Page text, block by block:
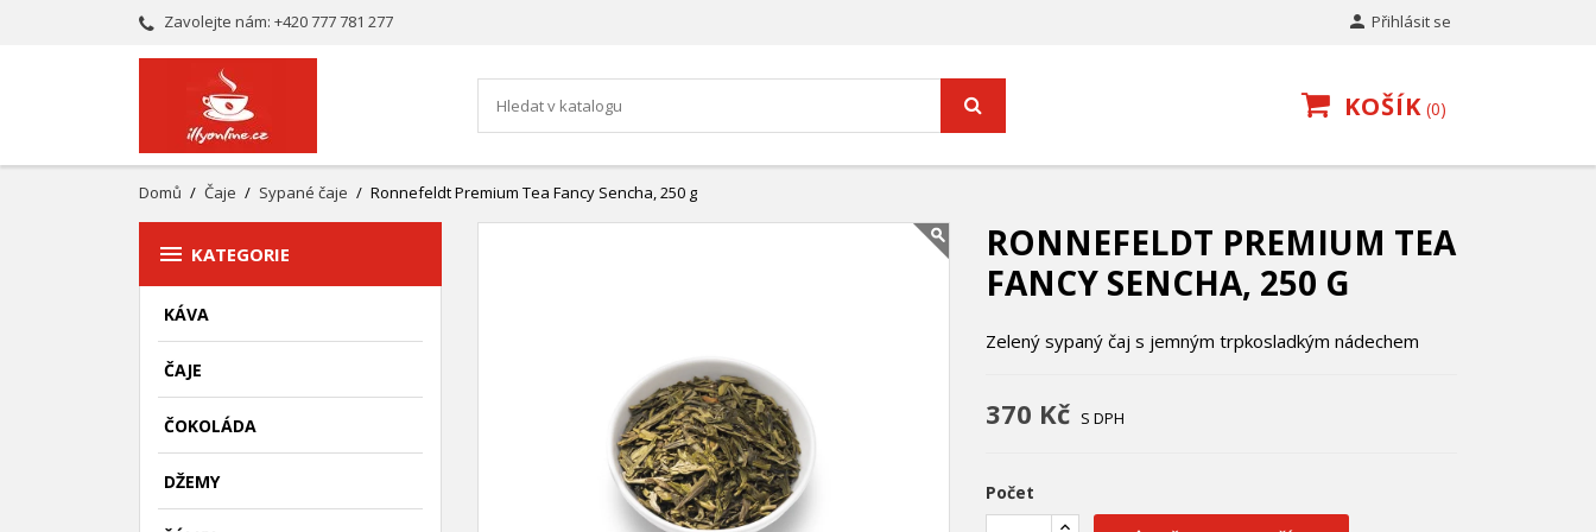
Zavolejte nám: +420 777 781 277  Přihlásit se
KOŠÍK 0
Domů Čaje Sypané čaje Ronnefeldt Premium Tea Fancy Sencha, 250 g
 KATEGORIE
KÁVA
ČAJE
ČOKOLÁDA
DŽEMY
RONNEFELDT PREMIUM TEA
FANCY SENCHA, 250 G
Zelený sypaný čaj s jemným trpkosladkým nádechem
370 Kč S DPH
Počet